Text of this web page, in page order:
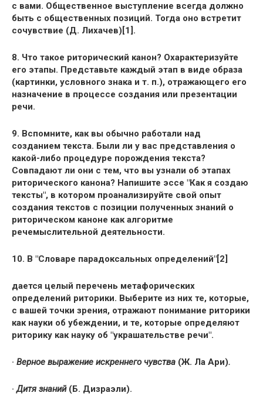
с вами. Общественное выступление всегда должно
быть с общественных позиций. Тогда оно встретит
сочувствие (Д. Лихачев)[1].
8. Что такое риторический канон? Охарактеризуйте
его этапы. Представьте каждый этап в виде образа
(картинки, условного знака и т. п.), отражающего его
назначение в процессе создания или презентации
речи.
9. Вспомните, как вы обычно работали над
созданием текста. Были ли у вас представления о
какой-либо процедуре порождения текста?
Совпадают ли они с тем, что вы узнали об этапах
риторического канона? Напишите эссе "Как я создаю
тексты", в котором проанализируйте свой опыт
создания текстов с позиции полученных знаний о
риторическом каноне как алгоритме
речемыслительной деятельности.
10. В "Словаре парадоксальных определений"[2]
дается целый перечень метафорических
определений риторики. Выберите из них те, которые,
с вашей точки зрения, отражают понимание риторики
как науки об убеждении, и те, которые определяют
риторику как науку об "украшательстве речи".
· Верное выражение искреннего чувства (Ж. Ла Ари).
·Дитя знаний (Б. Дизраэли).